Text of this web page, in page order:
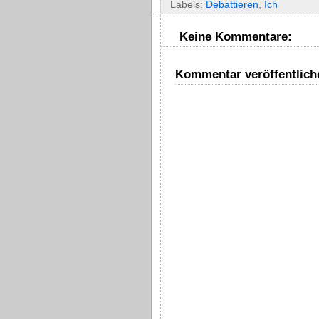
Labels: Debattieren Ich
Keine Kommentare:
Kommentar